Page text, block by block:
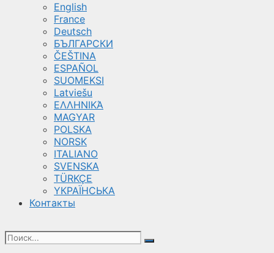
English
France
Deutsch
БЪЛГАРСКИ
ČEŠTINA
ESPAÑOL
SUOMEKSI
Latviešu
ΕΛΛΗΝΙΚΆ
MAGYAR
POLSKA
NORSK
ITALIANO
SVENSKA
TÜRKÇE
YКРАЇНСЬКА
Контакты